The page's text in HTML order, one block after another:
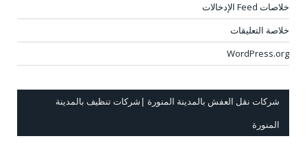
خلاصات Feed الإدخالات
خلاصة التعليقات
WordPress.org
شركات نقل العفش بالمدينة المنورة |شركات تنظيف بالمدينة
المنورة